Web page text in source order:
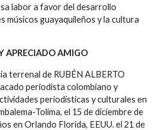
labor a favor del desarrollo
músicos guayaquileños y la cultura
APRECIADO AMIGO
terrenal de RUBÉN ALBERTO
periodista colombiano y
periodísticas y culturales en
Tolima, el 15 de diciembre de
en Orlando Florida, EEUU. el 21 de